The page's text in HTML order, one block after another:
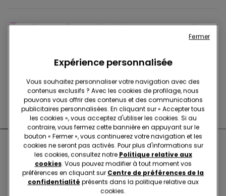
Achetez en ligne et récupérezvotre commande
Passez votre commande
Changer l'articleen magasin
Boutiques proches de chez
vous
Expérience personnalisée
Vous souhaitez personnaliser votre navigation avec des
contenus exclusifs ? Avec les cookies de profilage, nous
pouvons vous offrir des contenus et des communications
publicitaires personnalisées. En cliquant sur « Accepter tous
les cookies », vous acceptez d'utiliser les cookies. Si au
contraire, vous fermez cette bannière en appuyant sur le
bouton « Fermer », vous continuerez votre navigation et les
cookies ne seront pas activés. Pour plus d'informations sur
les cookies, consultez notre Politique relative aux
cookies. Vous pouvez modifier à tout moment vos
préférences en cliquant sur Centre de préférences de la
confidentialité présents dans la politique relative aux
cookies.
Fermer